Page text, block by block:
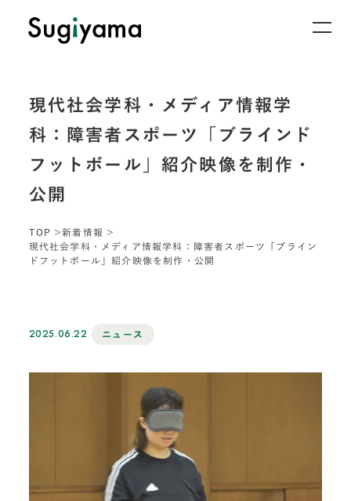
現代社会学科・メディア情報学
科：障害者スポーツ「ブラインド
フットボール」紹介映像を制作・
公開
TOP
新着情報
現代社会学科・メディア情報学科：障害者スポーツ「ブライン
ドフットボール」紹介映像を制作・公開
2025.06.22 ニュース